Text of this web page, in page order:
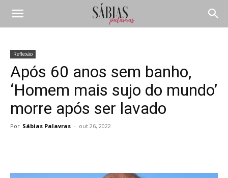
Reflexão
Após 60 anos sem banho,
‘Homem mais sujo do mundo’
morre após ser lavado
Por Sábias Palavras - out 26, 2022